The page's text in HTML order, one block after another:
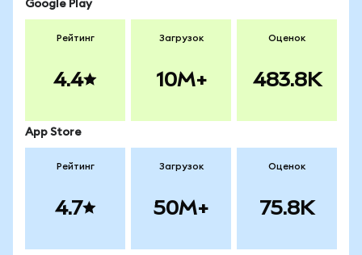
Google Play
Рейтинг
4.4
Загрузок
10M+
Оценок
483.8K
App Store
Рейтинг
4.7
Загрузок
50M+
Оценок
75.8K